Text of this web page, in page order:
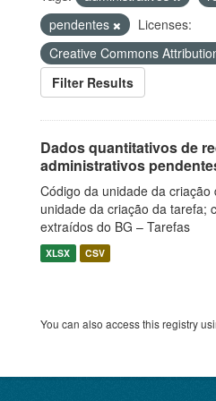
pendentes
Licenses:
Creative Commons
Filter Results
Dados quantitativos de
administrativos
Código da unidade da
unidade da criação da tarefa;
extraídos do BG – Tarefas
XLSX CSV
You can also access this registry